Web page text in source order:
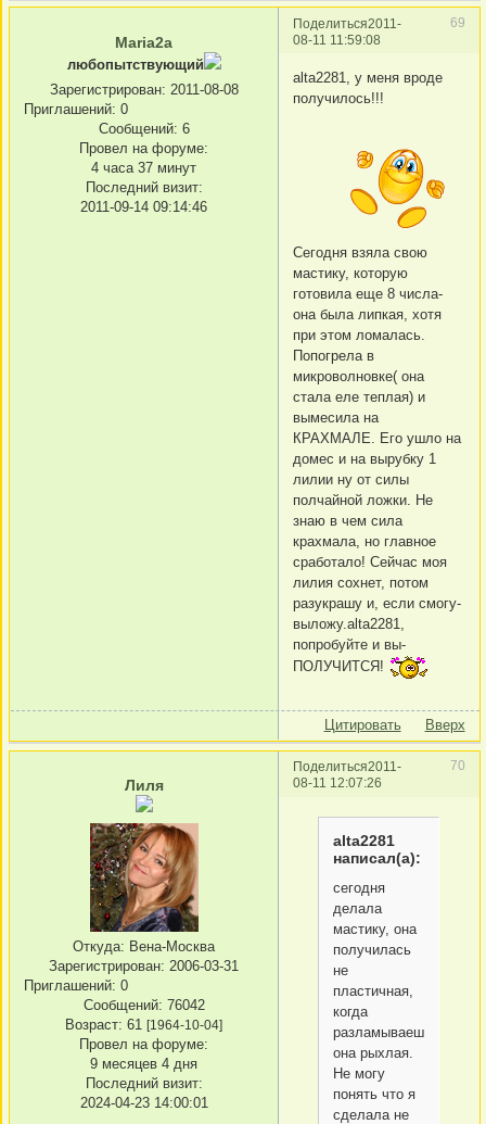
Поделиться 69
2011-
08-11 11:59:08
Maria2a
любопытствующий
Зарегистрирован: 2011-08-08
Приглашений: 0
Сообщений: 6
Провел на форуме:
4 часа 37 минут
Последний визит:
2011-09-14 09:14:46
alta2281, у меня вроде
получилось!!!
Сегодня взяла свою
мастику, которую
готовила еще 8 числа-
она была липкая, хотя
при этом ломалась.
Попогрела в
микроволновке( она
стала еле теплая) и
вымесила на
КРАХМАЛЕ. Его ушло на
домес и на вырубку 1
лилии ну от силы
полчайной ложки. Не
знаю в чем сила
крахмала, но главное
сработало! Сейчас моя
лилия сохнет, потом
разукрашу и, если смогу-
выложу.alta2281,
попробуйте и вы-
ПОЛУЧИТСЯ!
Цитировать Вверх
Поделиться 70
2011-
08-11 12:07:26
Лиля
Откуда: Вена-Москва
Зарегистрирован: 2006-03-31
Приглашений: 0
Сообщений: 76042
Возраст: 61 [1964-10-04]
Провел на форуме:
9 месяцев 4 дня
Последний визит:
2024-04-23 14:00:01
alta2281
написал(а):
сегодня
делала
мастику, она
получилась
не
пластичная,
когда
разламываешь
она рыхлая.
Не могу
понять что я
сделала не